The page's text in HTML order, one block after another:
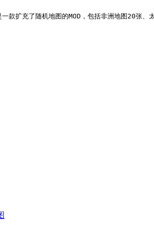
款扩充了随机地图的MOD，包括非洲地图20张